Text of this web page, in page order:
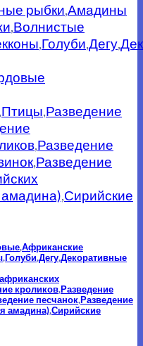
рыбки,Амадины
,Волнистые
,Голуби,Дегу,
,Птицы,Разведение
,Разведение
,Разведение
амадина),Сирийские
,Африканские
,Голуби,Дегу,Декоративные
кроликов,Разведение
песчанок,Разведение
амадина),Сирийские